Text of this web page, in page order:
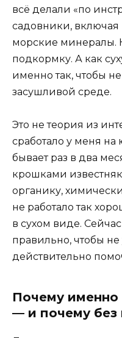
всё делали «по
садовники,
морские минералы.
подкормку. А как
именно так, чтобы
засушливой среде.
Это не теория из
сработало у меня
бывает раз в два
крошками
органику,
не работало так
в сухом виде.
правильно, чтобы не
действительно
Почему
— и почему без